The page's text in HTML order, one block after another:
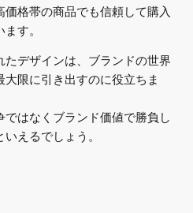
格帯の商品でも信頼して購入
す。
たデザインは、ブランドの世界
限に引き出すのに役立ちま
はなくブランド価値で勝負し
えるでしょう。